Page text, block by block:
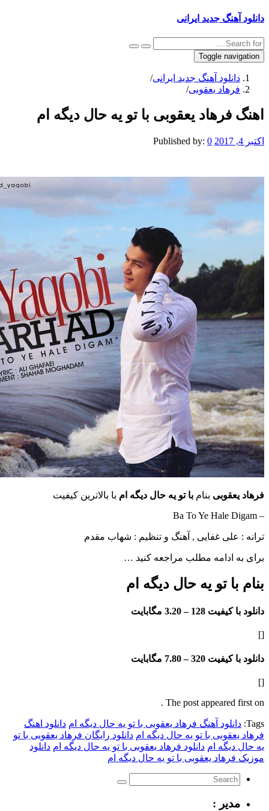
جدید ایرانی
Toggle
آهنگ جدید ایرانی/
یعقوبی/
یعقوبی با تو یه حال دیگه ام
Published by:
بنامبا تو یه حال دیگه امبا بالاترین کیفیت
غفایی , آهنگ و تنظیم : شهاب مقدم
ادامه مطلب مراجعه کنید …
تو یه حال دیگه ام
128 – 3.20 مگابایت
320 – 7.80 مگابایت
The post
آهنگ فرهاد یعقوبی با تو یه حال دیگه ام دانلود اهنگ
با تو یه حال دیگه ام دانلود رایگان فرهاد یعقوبی با تو
ام دانلود فرهاد یعقوبی با تو یه حال دیگه ام دانلود
یعقوبی با تو یه حال دیگه ام
: